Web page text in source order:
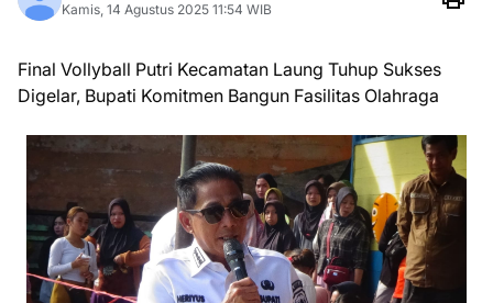
Kamis, 14 Agustus 2025 11:54 WIB
Final Vollyball Putri Kecamatan Laung Tuhup Sukses
Digelar, Bupati Komitmen Bangun Fasilitas Olahraga